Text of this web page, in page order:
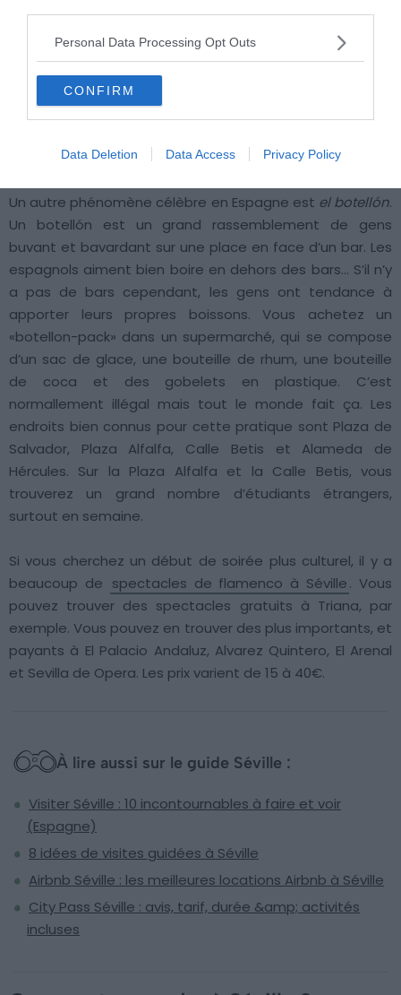
Personal Data Processing Opt Outs
CONFIRM
Data Deletion Data Access Privacy Policy
l’appelle ici « un fino » ou « finito »). Vous pourrez tenter la
Agua de Sevilla, une boisson locale à base d’un mélange
de liqueurs.
Botellón, bars Flamenco …
Un autre phénomène célèbre en Espagne est el botellón.
Un botellón est un grand rassemblement de gens
buvant et bavardant sur une place en face d’un bar. Les
espagnols aiment bien boire en dehors des bars… S’il n’y
a pas de bars cependant, les gens ont tendance à
apporter leurs propres boissons. Vous achetez un
«botellon-pack» dans un supermarché, qui se compose
d’un sac de glace, une bouteille de rhum, une bouteille
de coca et des gobelets en plastique. C’est
normallement illégal mais tout le monde fait ça. Les
endroits bien connus pour cette pratique sont Plaza de
Salvador, Plaza Alfalfa, Calle Betis et Alameda de
Hércules. Sur la Plaza Alfalfa et la Calle Betis, vous
trouverez un grand nombre d’étudiants étrangers,
surtout en semaine.
Si vous cherchez un début de soirée plus culturel, il y a
beaucoup de spectacles de flamenco à Séville. Vous
pouvez trouver des spectacles gratuits à Triana, par
exemple. Vous pouvez en trouver des plus importants, et
payants à El Palacio Andaluz, Alvarez Quintero, El Arenal
et Sevilla de Opera. Les prix varient de 15 à 40€.
À lire aussi sur le guide Séville :
Visiter Séville : 10 incontournables à faire et voir
(Espagne)
8 idées de visites guidées à Séville
Airbnb Séville : les meilleures locations Airbnb à Séville
City Pass Séville : avis, tarif, durée &amp; activités
incluses